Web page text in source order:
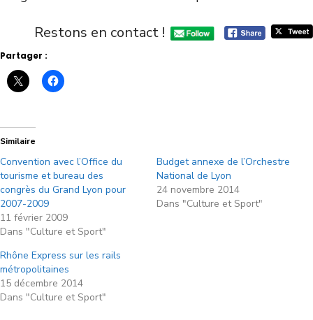
Restons en contact !
Partager :
Similaire
Convention avec l’Office du
tourisme et bureau des
congrès du Grand Lyon pour
2007-2009
11 février 2009
Dans "Culture et Sport"
Budget annexe de l’Orchestre
National de Lyon
24 novembre 2014
Dans "Culture et Sport"
Rhône Express sur les rails
métropolitaines
15 décembre 2014
Dans "Culture et Sport"